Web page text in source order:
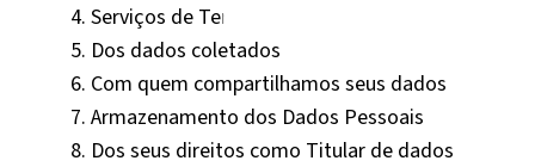
4. Serviços de Terceiros
5. Dos dados coletados
6. Com quem compartilhamos seus dados
7. Armazenamento dos Dados Pessoais
8. Dos seus direitos como Titular de dados